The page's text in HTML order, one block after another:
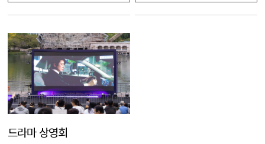
드라마 상영회